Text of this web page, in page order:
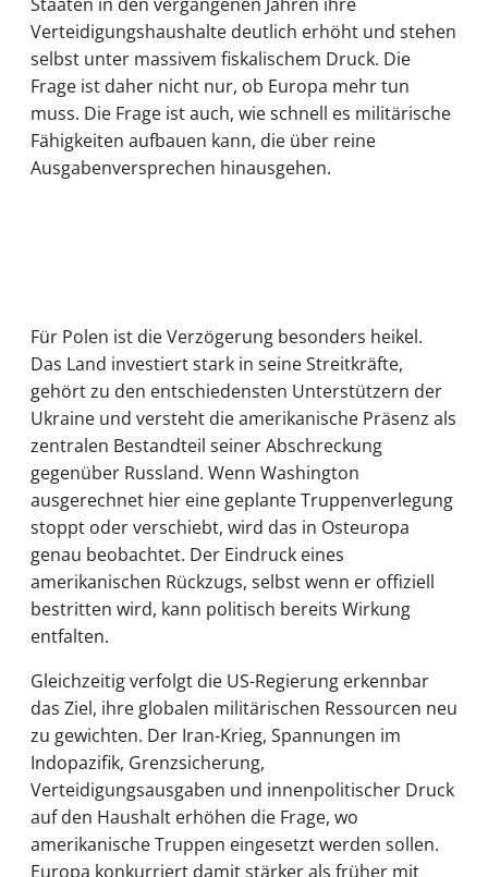
Verteidigungshaushalte deutlich erhöht und stehen
selbst unter massivem fiskalischem Druck. Die
Frage ist daher nicht nur, ob Europa mehr tun
muss. Die Frage ist auch, wie schnell es militärische
Fähigkeiten aufbauen kann, die über reine
Ausgabenversprechen hinausgehen.
Für Polen ist die Verzögerung besonders heikel.
Das Land investiert stark in seine Streitkräfte,
gehört zu den entschiedensten Unterstützern der
Ukraine und versteht die amerikanische Präsenz als
zentralen Bestandteil seiner Abschreckung
gegenüber Russland. Wenn Washington
ausgerechnet hier eine geplante Truppenverlegung
stoppt oder verschiebt, wird das in Osteuropa
genau beobachtet. Der Eindruck eines
amerikanischen Rückzugs, selbst wenn er offiziell
bestritten wird, kann politisch bereits Wirkung
entfalten.
Gleichzeitig verfolgt die US-Regierung erkennbar
das Ziel, ihre globalen militärischen Ressourcen neu
zu gewichten. Der Iran-Krieg, Spannungen im
Indopazifik, Grenzsicherung,
Verteidigungsausgaben und innenpolitischer Druck
auf den Haushalt erhöhen die Frage, wo
amerikanische Truppen eingesetzt werden sollen.
Europa konkurriert damit stärker als früher mit